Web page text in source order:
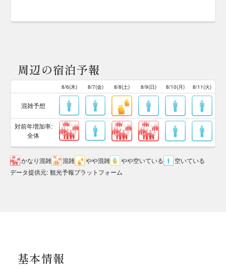
周辺の宿泊予報
8/6(木) 8/7(金) 8/8(土) 8/9(日) 8/10(月) 8/11(火)
混雑予想
対前年増加率:
全体
かなり混雑 混雑 やや混雑 やや空いている
空いている
データ提供元: 観光予報プラットフォーム
基本情報